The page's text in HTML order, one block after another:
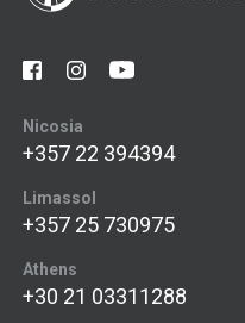
Nicosia
+357 22 394394
Limassol
+357 25 730975
Athens
+30 21 03311288